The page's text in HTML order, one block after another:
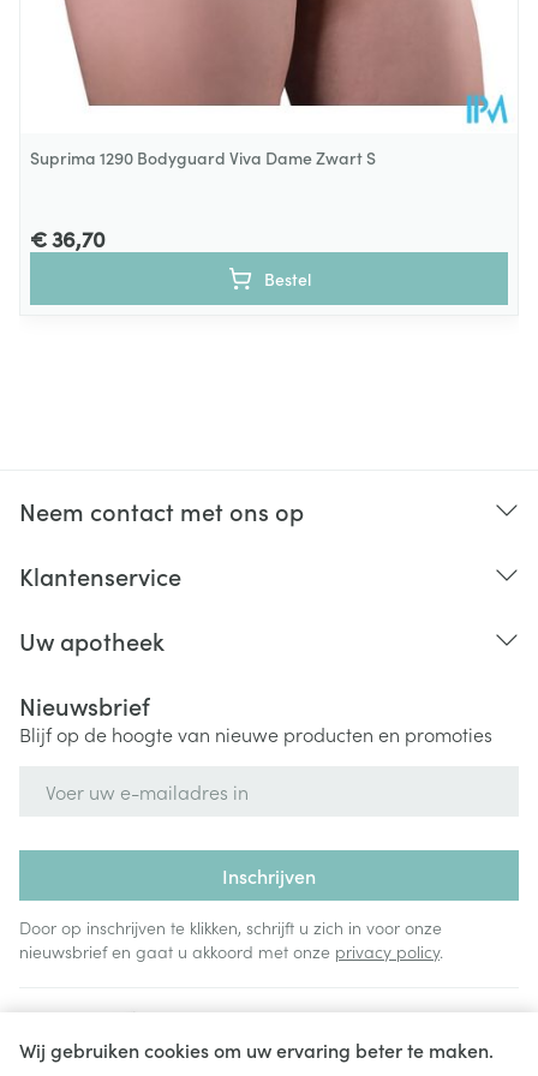
Wij gebruiken cookies om uw ervaring beter te maken.
Suprima 1290 Bodyguard Viva Dame Zwart S
€ 36,70
Bestel
Neem contact met ons op
Klantenservice
Uw apotheek
Nieuwsbrief
Blijf op de hoogte van nieuwe producten en promoties
Inschrijven
Door op inschrijven te klikken, schrijft u zich in voor onze
nieuwsbrief en gaat u akkoord met onze privacy policy.